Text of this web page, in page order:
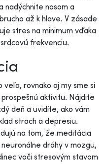
nadýchnite nosom a
až k hlave. V zásade
stres na minimum vďaka
frekvenciu.
rovnako aj my sme si
aktivitu. Nájdite
deň a uvidíte, ako vám
strach a depresiu.
na tom, že meditácia
dráhy v mozgu,
voči stresovým stavom